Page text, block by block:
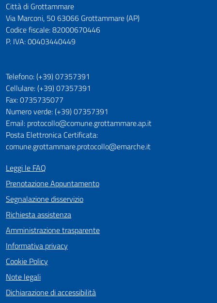
Città di Grottammare
Via Marconi, 50 63066 Grottammare (AP)
Codice fiscale: 82000670446
P. IVA: 00403440449
Telefono: (+39) 07357391
Cellulare: (+39) 07357391
Fax: 0735735077
Numero verde: (+39) 07357391
Email: protocollo@comune.grottammare.ap.it
Posta Elettronica Certificata:
comune.grottammare.protocollo@emarche.it
Leggi le FAQ
Prenotazione Appuntamento
Segnalazione disservizio
Richiesta assistenza
Amministrazione trasparente
Informativa privacy
Cookie Policy
Note legali
Dichiarazione di accessibilità